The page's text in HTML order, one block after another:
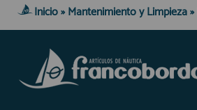
Inicio» Mantenimiento y Limpieza»